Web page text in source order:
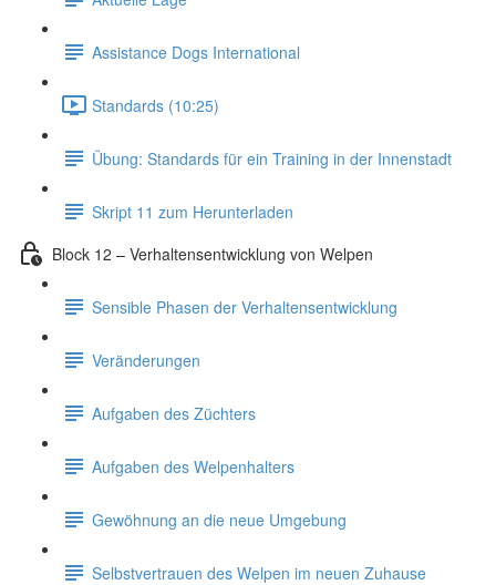
Assistance Dogs International
Standards (10:25)
Übung: Standards für ein Training in der Innenstadt
Skript 11 zum Herunterladen
Block 12 – Verhaltensentwicklung von Welpen
Sensible Phasen der Verhaltensentwicklung
Veränderungen
Aufgaben des Züchters
Aufgaben des Welpenhalters
Gewöhnung an die neue Umgebung
Selbstvertrauen des Welpen im neuen Zuhause